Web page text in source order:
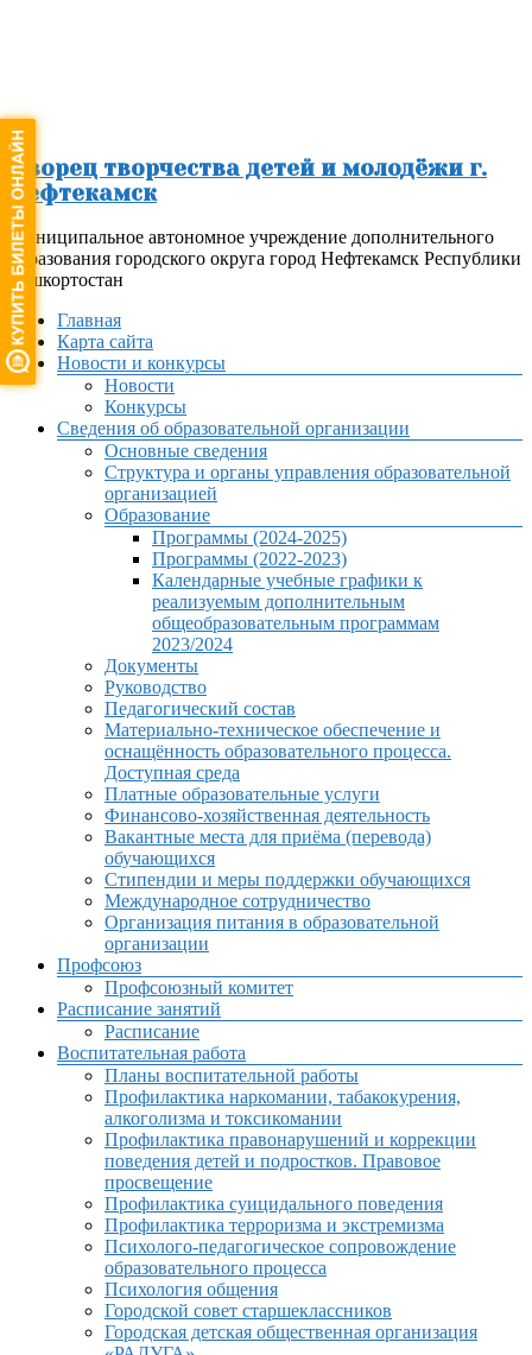
Дворец творчества детей и молодёжи г.
Нефтекамск
Муниципальное автономное учреждение дополнительного
образования городского округа город Нефтекамск Республики
Башкортостан
МенюГлавная
Карта сайта
Новости и конкурсы
Новости
Конкурсы
Сведения об образовательной организации
Основные сведения
Структура и органы управления образовательной
организацией
Образование
Программы (2024-2025)
Программы (2022-2023)
Календарные учебные графики к
реализуемым дополнительным
общеобразовательным программам
2023/2024
Документы
Руководство
Педагогический состав
Материально-техническое обеспечение и
оснащённость образовательного процесса.
Доступная среда
Платные образовательные услуги
Финансово-хозяйственная деятельность
Вакантные места для приёма (перевода)
обучающихся
Стипендии и меры поддержки обучающихся
Международное сотрудничество
Организация питания в образовательной
организации
Профсоюз
Профсоюзный комитет
Расписание занятий
Расписание
Воспитательная работа
Планы воспитательной работы
Профилактика наркомании, табакокурения,
алкоголизма и токсикомании
Профилактика правонарушений и коррекции
поведения детей и подростков. Правовое
просвещение
Профилактика суицидального поведения
Профилактика терроризма и экстремизма
Психолого-педагогическое сопровождение
образовательного процесса
Психология общения
Городской совет старшеклассников
Городская детская общественная организация